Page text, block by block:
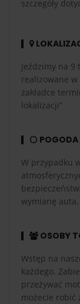
szczegóły
Jeździmy na 9
realizowane
zakładce
lokalizacji”
POGODA
W przypadku
wymianę
OSOBY
Wstęp na
każdego.
przeżywać
możecie robić